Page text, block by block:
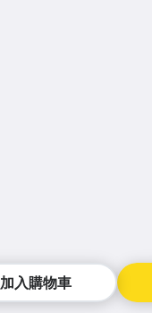
加入購物車